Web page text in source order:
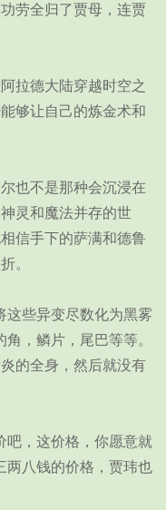
劳全归了贾母，连贾
拉德大陆穿越时空之
够让自己的炼金术和
也不是那种会沉浸在
灵和魔法并存的世
信手下的萨满和德鲁
。
些异变尽数化为黑雾
，鳞片，尾巴等等。
的全身，然后就没有
，这价格，你愿意就
八钱的价格，贾玮也